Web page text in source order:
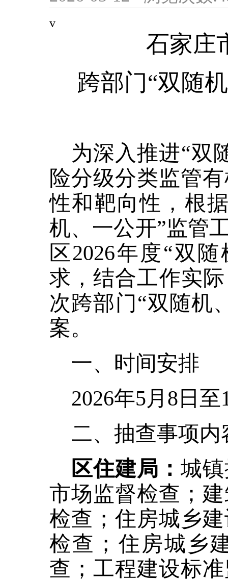
v
石家庄
跨部门“双随
为深入推进“双
险分级分类监管
性和靶向性，根
机、一公开”监管
区2026年度“双
求，结合工作实
次跨部门“双随机
案。
一、时间安排
2026年5月 8 日至
二、抽查事项内
区住建局：城
市场监督检查；
检查；住房城乡
检查；住房城乡
查；工程建设标